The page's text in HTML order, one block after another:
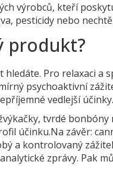
výrobců, kteří
pesticidy nebo
produkt?
Pro relaxaci a
psychoaktivní
vedlejší účinky.
tvrdé
účinku.Na závěr:
a kontrolovaný
zprávy. Pak